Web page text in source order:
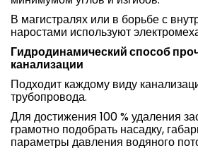
В магистралях или в борьбе с
наростами используют
Гидродинамический способ
канализации
Подходит каждому виду
трубопровода.
Для достижения 100 % удаления
грамотно подобрать насадку,
параметры давления водяного